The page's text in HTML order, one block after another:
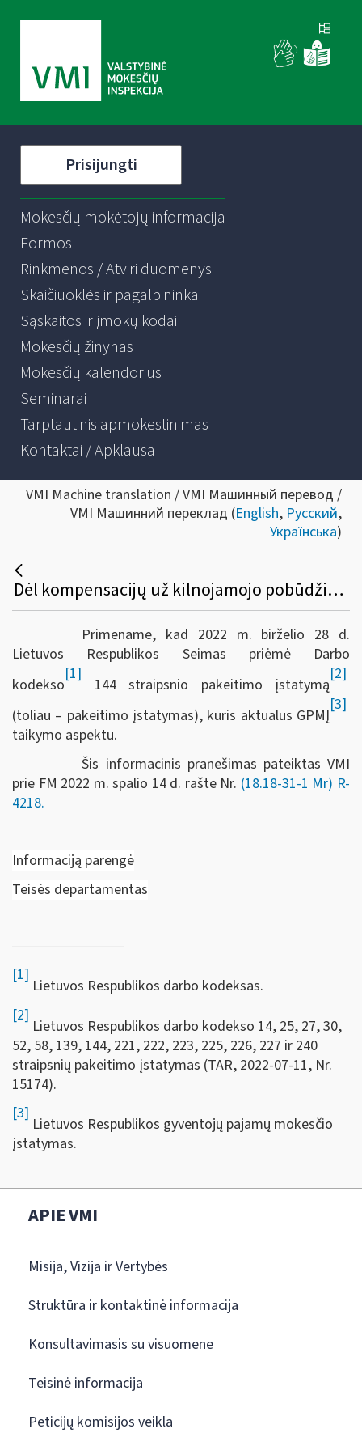
Prisijungti
Mokesčių mokėtojų informacija
Formos
Rinkmenos / Atviri duomenys
Skaičiuoklės ir pagalbininkai
Sąskaitos ir įmokų kodai
Mokesčių žinynas
Mokesčių kalendorius
Seminarai
Tarptautinis apmokestinimas
Kontaktai / Apklausa
VMI Machine translation / VMI Машинный перевод /
VMI Машинний переклад (English, Русский,
Українська)
Dėl kompensacijų už kilnojamojo pobūdžio darbą
Primename, kad 2022 m. birželio 28 d.
Lietuvos Respublikos Seimas priėmė Darbo
kodekso
[1]
144 straipsnio pakeitimo įstatymą
[2]
(toliau – pakeitimo įstatymas), kuris aktualus GPMĮ
[3]
taikymo aspektu.
Šis informacinis pranešimas pateiktas VMI
prie FM 2022 m. spalio 14 d. rašte Nr. (18.18-31-1 Mr) R-
4218.
Informaciją parengė
Teisės departamentas
[1]
Lietuvos Respublikos darbo kodeksas.
[2]
Lietuvos Respublikos darbo kodekso 14, 25, 27, 30,
52, 58, 139, 144, 221, 222, 223, 225, 226, 227 ir 240
straipsnių pakeitimo įstatymas (TAR, 2022-07-11, Nr.
15174).
[3]
Lietuvos Respublikos gyventojų pajamų mokesčio
įstatymas.
APIE VMI
Misija, Vizija ir Vertybės
Struktūra ir kontaktinė informacija
Konsultavimasis su visuomene
Teisinė informacija
Peticijų komisijos veikla